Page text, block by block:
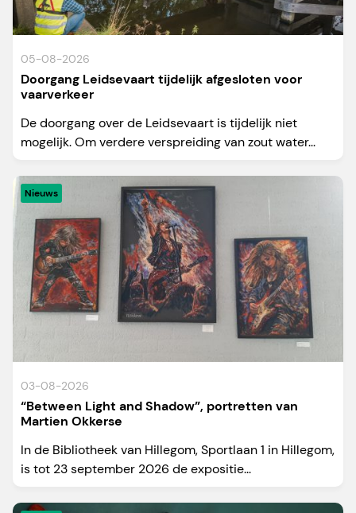
05-08-2026
Doorgang Leidsevaart tijdelijk afgesloten voor
vaarverkeer
De doorgang over de Leidsevaart is tijdelijk niet
mogelijk. Om verdere verspreiding van zout water...
Nieuws
03-08-2026
“Between Light and Shadow”, portretten van
Martien Okkerse
In de Bibliotheek van Hillegom, Sportlaan 1 in Hillegom,
is tot 23 september 2026 de expositie...